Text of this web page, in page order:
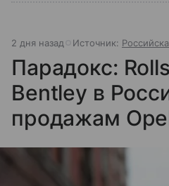
2 дня назад Источник:
Парадокс:
Bentley в
продажам